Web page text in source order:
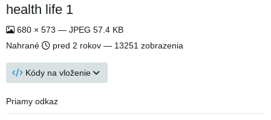
health life 1
680 × 573 — JPEG 57.4 KB
Nahrané
pred 2 rokov — 13251 zobrazenia
Kódy na vloženie
Priamy odkaz